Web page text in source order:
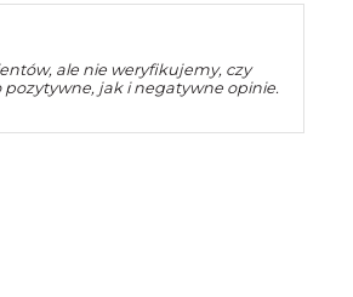
ale nie weryfikujemy, czy
jak i negatywne opinie.